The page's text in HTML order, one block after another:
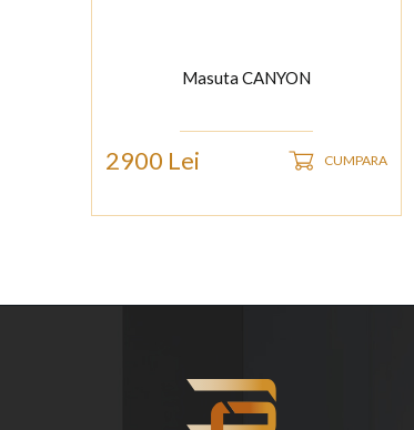
Masuta CANYON
2900 Lei CUMPARA